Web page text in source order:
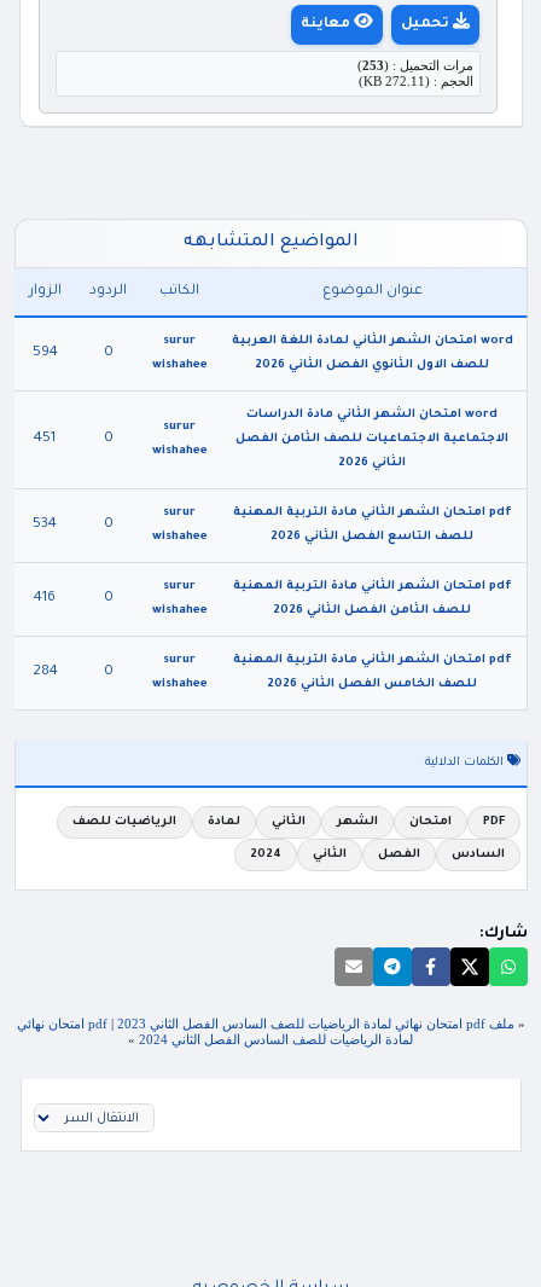
تحميل معاينة
مرات التحميل : (253
)
الحجم : (272.11 KB)
المواضيع المتشابهه
عنوان الموضوع الكاتب الردود الزوار
word امتحان الشهر الثاني لمادة اللغة العربية
للصف الاول الثانوي الفصل الثاني 2026
surur
wishahee
0
594
word امتحان الشهر الثاني مادة الدراسات
الاجتماعية الاجتماعيات للصف الثامن الفصل
الثاني 2026
surur
wishahee
0
451
pdf امتحان الشهر الثاني مادة التربية المهنية
للصف التاسع الفصل الثاني 2026
surur
wishahee
0
534
pdf امتحان الشهر الثاني مادة التربية المهنية
للصف الثامن الفصل الثاني 2026
surur
wishahee
0
416
pdf امتحان الشهر الثاني مادة التربية المهنية
للصف الخامس الفصل الثاني 2026
surur
wishahee
0
284
الكلمات الدلالية
PDF امتحان الشهر الثاني لمادة الرياضيات للصف
السادس الفصل الثاني 2024
شارك:
« ملف pdf امتحان نهائي لمادة الرياضيات للصف السادس الفصل الثاني 2023 |
pdf امتحان نهائي
لمادة الرياضيات للصف السادس الفصل الثاني 2024
»